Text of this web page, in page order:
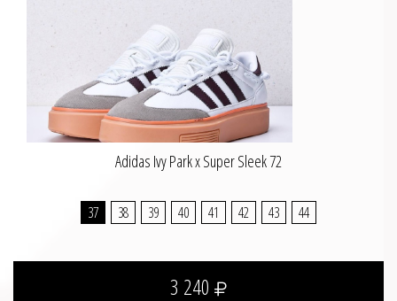
Adidas Ivy Park x Super Sleek 72
37 38 39 40 41 42 43 44
3 240